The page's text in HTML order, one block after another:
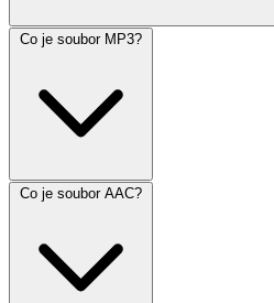
Co je soubor MP3?
Co je soubor AAC?